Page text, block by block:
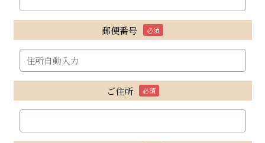
郵便番号 必須
ご住所 必須